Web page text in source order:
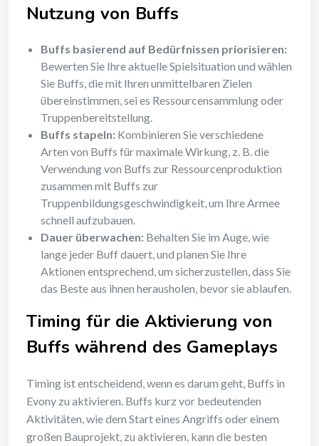
Nutzung von Buffs
Buffs basierend auf Bedürfnissen priorisieren:
Bewerten Sie Ihre aktuelle Spielsituation und wählen
Sie Buffs, die mit Ihren unmittelbaren Zielen
übereinstimmen, sei es Ressourcensammlung oder
Truppenbereitstellung.
Buffs stapeln: Kombinieren Sie verschiedene
Arten von Buffs für maximale Wirkung, z. B. die
Verwendung von Buffs zur Ressourcenproduktion
zusammen mit Buffs zur
Truppenbildungsgeschwindigkeit, um Ihre Armee
schnell aufzubauen.
Dauer überwachen: Behalten Sie im Auge, wie
lange jeder Buff dauert, und planen Sie Ihre
Aktionen entsprechend, um sicherzustellen, dass Sie
das Beste aus ihnen herausholen, bevor sie ablaufen.
Timing für die Aktivierung von
Buffs während des Gameplays
Timing ist entscheidend, wenn es darum geht, Buffs in
Evony zu aktivieren. Buffs kurz vor bedeutenden
Aktivitäten, wie dem Start eines Angriffs oder einem
großen Bauprojekt, zu aktivieren, kann die besten